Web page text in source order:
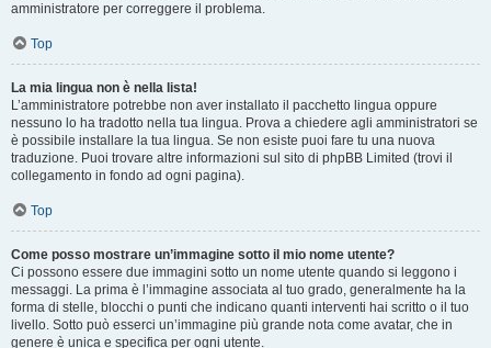
amministratore per correggere il problema.
Top
La mia lingua non è nella lista!
L’amministratore potrebbe non aver installato il pacchetto lingua oppure
nessuno lo ha tradotto nella tua lingua. Prova a chiedere agli amministratori se
è possibile installare la tua lingua. Se non esiste puoi fare tu una nuova
traduzione. Puoi trovare altre informazioni sul sito di phpBB Limited (trovi il
collegamento in fondo ad ogni pagina).
Top
Come posso mostrare un’immagine sotto il mio nome utente?
Ci possono essere due immagini sotto un nome utente quando si leggono i
messaggi. La prima è l’immagine associata al tuo grado, generalmente ha la
forma di stelle, blocchi o punti che indicano quanti interventi hai scritto o il tuo
livello. Sotto può esserci un’immagine più grande nota come avatar, che in
genere è unica e specifica per ogni utente.